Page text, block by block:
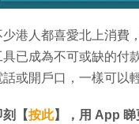
少港人都喜愛北上消費
具已成為不可或缺的付
話或開戶口，一樣可以
刻【按此】，用 App 睇